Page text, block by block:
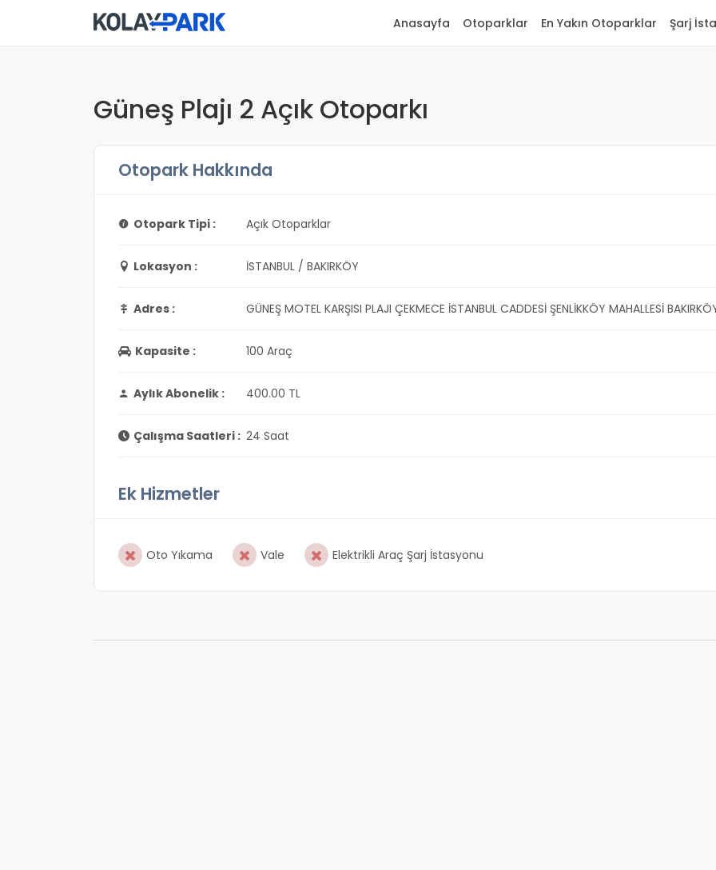
Anasayfa Otoparklar En Yakın Otoparklar Şarj
Güneş Plajı 2 Açık Otoparkı
Otopark Hakkında
Otopark Tipi : Açık Otoparklar
Lokasyon : İSTANBUL / BAKIRKÖY
Adres : GÜNEŞ MOTEL KARŞISI PLAJI ÇEKMECE İSTANBUL CADDESİ ŞENLİKKÖY MAHALLESİ
Kapasite : 100 Araç
Aylık Abonelik : 400.00 TL
Çalışma Saatleri : 24 Saat
Ek Hizmetler
Oto Yıkama Vale Elektrikli Araç Şarj İstasyonu